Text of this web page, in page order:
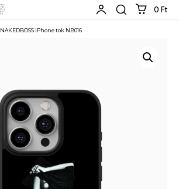
0 Ft
NAKEDBOSS iPhone tok NB016